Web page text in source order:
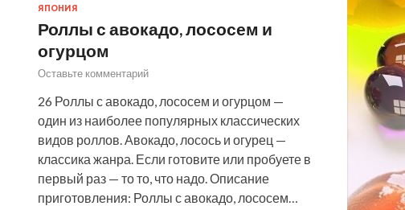
ЯПОНИЯ
Роллы с авокадо, лососем и
огурцом
Оставьте комментарий
26 Роллы с авокадо, лососем и огурцом —
один из наиболее популярных классических
видов роллов. Авокадо, лосось и огурец —
классика жанра. Если готовите или пробуете в
первый раз — то то, что надо. Описание
приготовления: Роллы с авокадо, лососем…